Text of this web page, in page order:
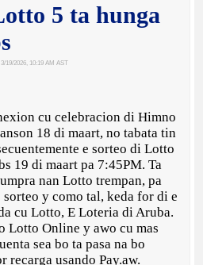
5 ta hunga
3/19/2026, 10:19 AM AST
cu celebracion di Himno
18 di maart, no tabata tin
e sorteo di Lotto
19 di maart pa 7:45PM. Ta
nan Lotto trempan, pa
y como tal, keda for di e
cu Lotto, E Loteria di Aruba.
Lotto Online y awo cu mas
sea bo ta pasa na bo
recarga usando Pay.aw.